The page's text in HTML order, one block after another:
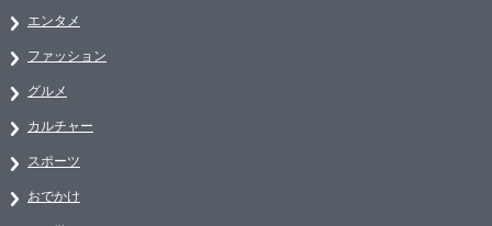
エンタメ
ファッション
グルメ
カルチャー
スポーツ
おでかけ